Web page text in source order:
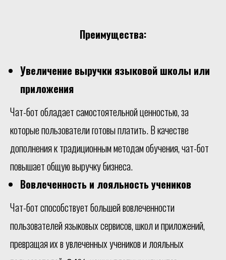
Преимущества:
Увеличение выручки языковой школы или
приложения
Чат-бот обладает самостоятельной ценностью, за
которые пользователи готовы платить. В качестве
дополнения к традиционным методам обучения, чат-бот
повышает общую выручку бизнеса.
Вовлеченность и лояльность учеников
Чат-бот способствует большей вовлеченности
пользователей языковых сервисов, школ и приложений,
превращая их в увлеченных учеников и лояльных